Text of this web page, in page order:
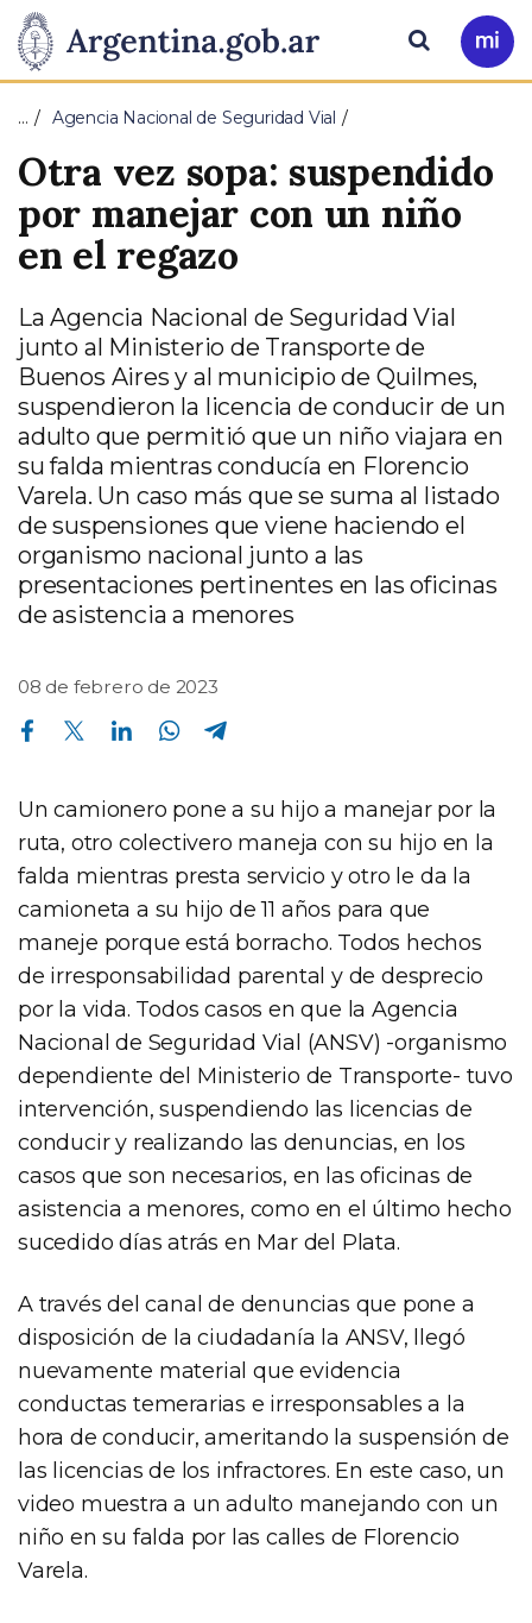
Presidencia
de
la
Nación
Pasar al contenido principal
Ir
a
Buscar
… Agencia Nacional de Seguridad Vial
Otra vez sopa: suspendido
por manejar con un niño
en el regazo
La Agencia Nacional de Seguridad Vial
junto al Ministerio de Transporte de
Buenos Aires y al municipio de Quilmes,
suspendieron la licencia de conducir de un
adulto que permitió que un niño viajara en
su falda mientras conducía en Florencio
Varela. Un caso más que se suma al listado
de suspensiones que viene haciendo el
organismo nacional junto a las
presentaciones pertinentes en las oficinas
de asistencia a menores
08 de febrero de 2023
Compartir en Facebook Compartir en Twitter Compartir en Linkedin Compartir en Whatsapp
Un camionero pone a su hijo a manejar por la
ruta, otro colectivero maneja con su hijo en la
falda mientras presta servicio y otro le da la
camioneta a su hijo de 11 años para que
maneje porque está borracho. Todos hechos
de irresponsabilidad parental y de desprecio
por la vida. Todos casos en que la Agencia
Nacional de Seguridad Vial (ANSV) -organismo
dependiente del Ministerio de Transporte- tuvo
intervención, suspendiendo las licencias de
conducir y realizando las denuncias, en los
casos que son necesarios, en las oficinas de
asistencia a menores, como en el último hecho
sucedido días atrás en Mar del Plata.
A través del canal de denuncias que pone a
disposición de la ciudadanía la ANSV, llegó
nuevamente material que evidencia
conductas temerarias e irresponsables a la
hora de conducir, ameritando la suspensión de
las licencias de los infractores. En este caso, un
video muestra a un adulto manejando con un
niño en su falda por las calles de Florencio
Varela.